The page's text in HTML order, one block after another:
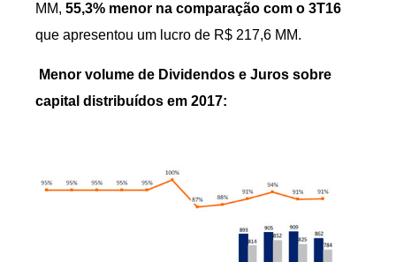
MM, 55,3% menor na comparação com o 3T16
que apresentou um lucro de R$ 217,6 MM.
Menor volume de Dividendos e Juros sobre
capital distribuídos em 2017: